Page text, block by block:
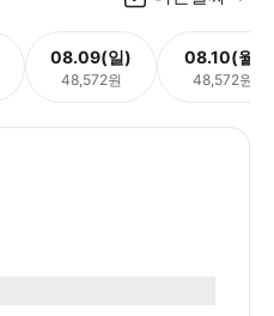
08.09(일)
48,572원
08.10(월)
48,572원